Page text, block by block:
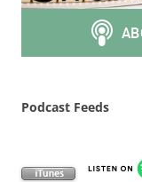
Podcast Feeds